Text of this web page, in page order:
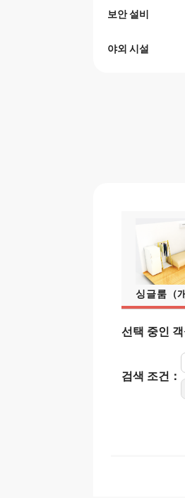
보안 설비
야외 시설
싱글룸（
선택 중인 객
검색 조건：